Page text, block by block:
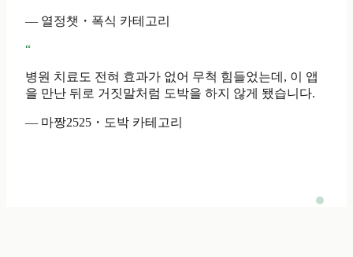
— 열정챗・폭식 카테고리
“
병원 치료도 전혀 효과가 없어 무척 힘들었는데, 이 앱
을 만난 뒤로 거짓말처럼 도박을 하지 않게 됐습니다.
— 마짱2525・도박 카테고리